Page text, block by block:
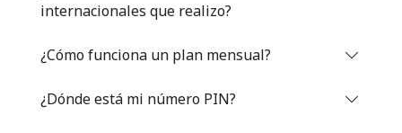
internacionales que realizo?
¿Cómo funciona un plan mensual?
¿Dónde está mi número PIN?